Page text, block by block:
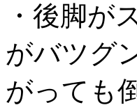
・後脚が
がバツグ
がっても